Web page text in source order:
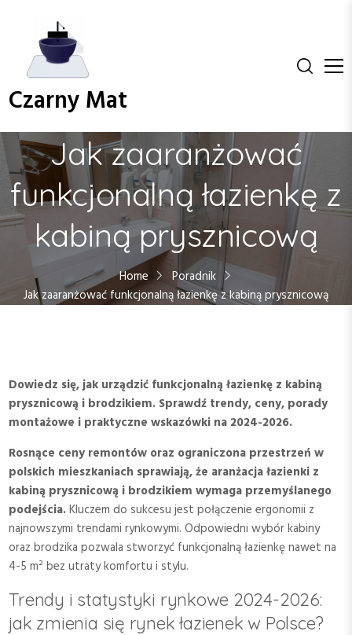
o
n
Czarny Mat
Jak zaaranżować
funkcjonalną łazienkę z
kabiną prysznicową
Home
Poradnik
Jak zaaranżować funkcjonalną łazienkę z kabiną prysznicową
Dowiedz się, jak urządzić funkcjonalną łazienkę z kabiną
prysznicową i brodzikiem. Sprawdź trendy, ceny, porady
montażowe i praktyczne wskazówki na 2024-2026.
Rosnące ceny remontów oraz ograniczona przestrzeń w
polskich mieszkaniach sprawiają, że aranżacja łazienki z
kabiną prysznicową i brodzikiem wymaga przemyślanego
podejścia.Kluczem do sukcesu jest połączenie ergonomii z
najnowszymi trendami rynkowymi. Odpowiedni wybór kabiny
oraz brodzika pozwala stworzyć funkcjonalną łazienkę nawet na
4-5 m² bez utraty komfortu i stylu.
Trendy i statystyki rynkowe 2024-2026:
jak zmienia się rynek łazienek w Polsce?